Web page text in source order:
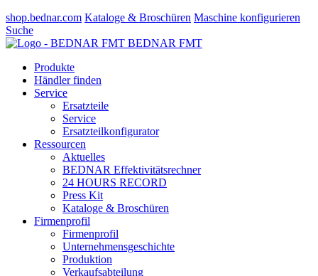
shop.bednar.com Kataloge & Broschüren Maschine konfigurieren
Suche
BEDNAR FMT
Produkte
Händler finden
Service
Ersatzteile
Service
Ersatzteilkonfigurator
Ressourcen
Aktuelles
BEDNAR Effektivitätsrechner
24 HOURS RECORD
Press Kit
Kataloge & Broschüren
Firmenprofil
Firmenprofil
Unternehmensgeschichte
Produktion
Verkaufsabteilung